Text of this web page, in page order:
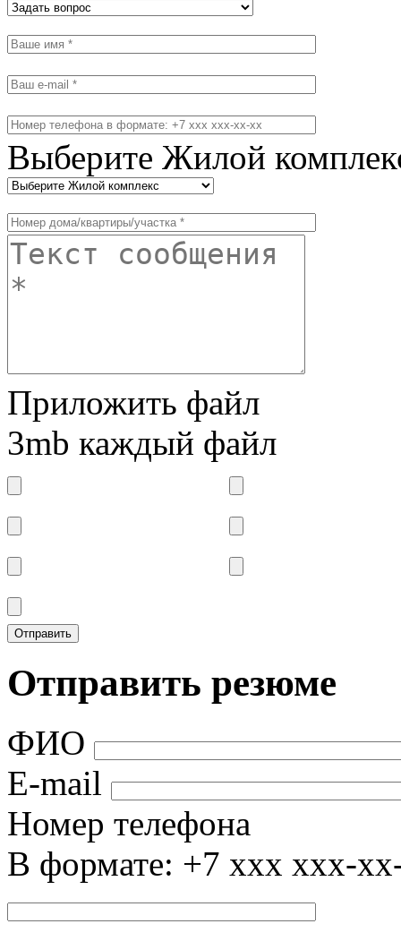
Выберите Жилой
Приложить файл
3mb каждый файл
Отправить резюме
ФИО
E-mail
Номер телефона
В формате: +7 xxx xxx-